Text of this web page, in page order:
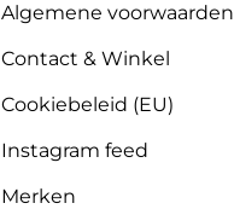
Algemene voorwaarden
Contact & Winkel
Cookiebeleid (EU)
Instagram feed
Merken